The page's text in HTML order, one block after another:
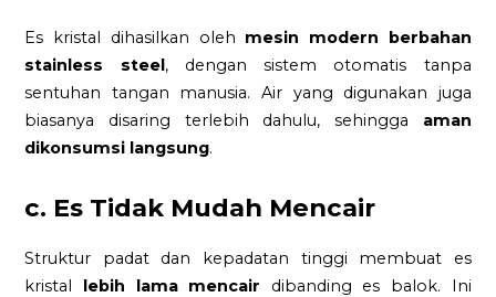
Es kristal dihasilkan oleh mesin modern berbahan
stainless steel, dengan sistem otomatis tanpa
sentuhan tangan manusia. Air yang digunakan juga
biasanya disaring terlebih dahulu, sehingga aman
dikonsumsi langsung.
c. Es Tidak Mudah Mencair
Struktur padat dan kepadatan tinggi membuat es
kristal lebih lama mencair dibanding es balok. Ini